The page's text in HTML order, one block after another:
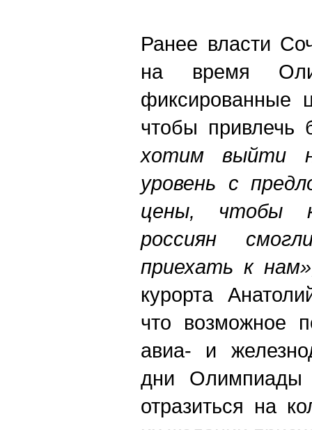
Ранее власти
на время
фиксированные
чтобы привлечь
хотим выйти
уровень с
цены, чтобы
россиян
приехать к
курорта
что возможное
авиа- и
дни Олимпиады
отразиться на